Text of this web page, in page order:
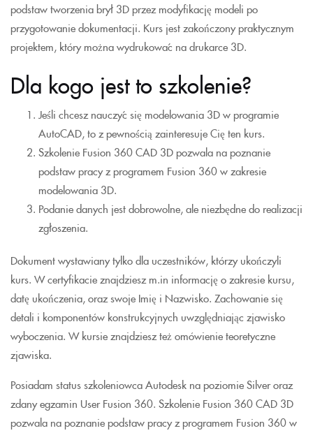
podstaw tworzenia brył 3D przez modyfikację modeli po
przygotowanie dokumentacji. Kurs jest zakończony praktycznym
projektem, który można wydrukować na drukarce 3D.
Dla kogo jest to szkolenie?
Jeśli chcesz nauczyć się modelowania 3D w programie
AutoCAD, to z pewnością zainteresuje Cię ten kurs.
Szkolenie Fusion 360 CAD 3D pozwala na poznanie
podstaw pracy z programem Fusion 360 w zakresie
modelowania 3D.
Podanie danych jest dobrowolne, ale niezbędne do realizacji
zgłoszenia.
Dokument wystawiany tylko dla uczestników, którzy ukończyli
kurs. W certyfikacie znajdziesz m.in informację o zakresie kursu,
datę ukończenia, oraz swoje Imię i Nazwisko. Zachowanie się
detali i komponentów konstrukcyjnych uwzględniając zjawisko
wyboczenia. W kursie znajdziesz też omówienie teoretyczne
zjawiska.
Posiadam status szkoleniowca Autodesk na poziomie Silver oraz
zdany egzamin User Fusion 360. Szkolenie Fusion 360 CAD 3D
pozwala na poznanie podstaw pracy z programem Fusion 360 w